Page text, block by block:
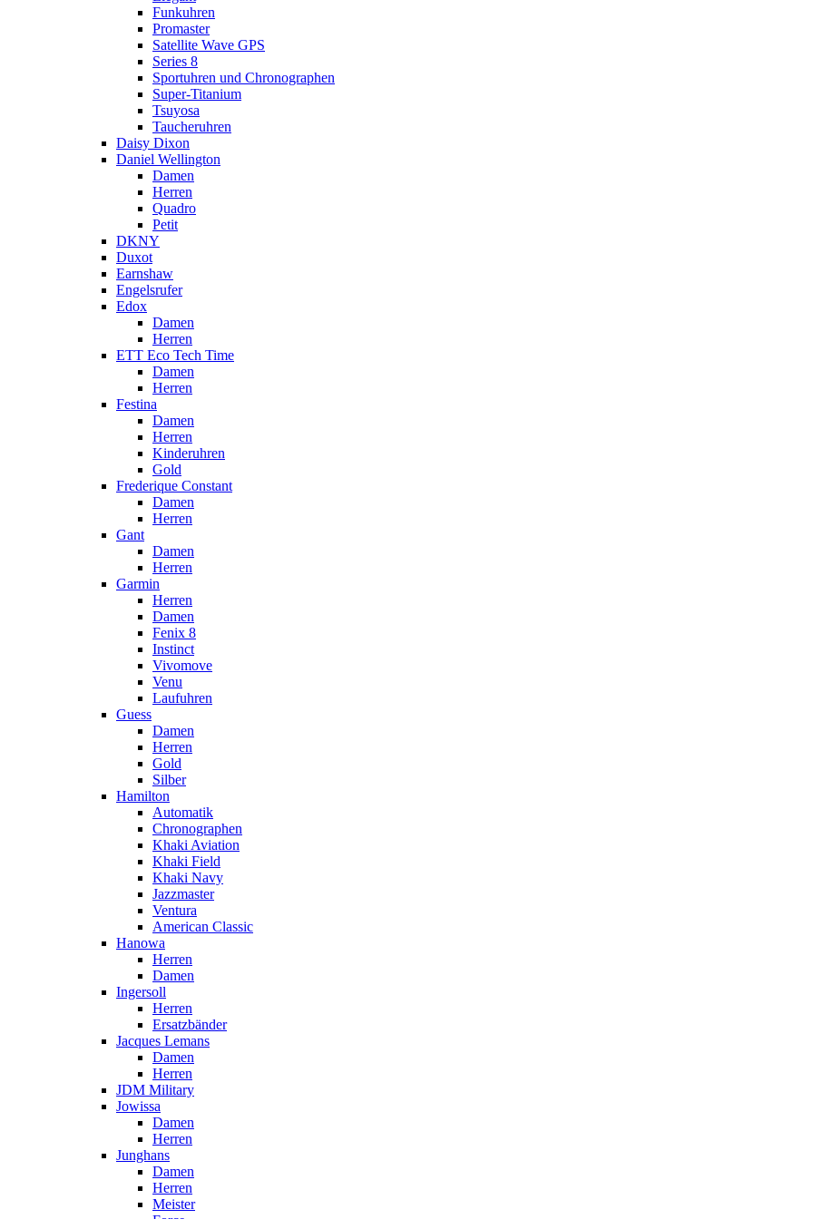
Funkuhren
Promaster
Satellite Wave GPS
Series 8
Sportuhren und Chronographen
Super-Titanium
Tsuyosa
Taucheruhren
Daisy Dixon
Daniel Wellington
Damen
Herren
Quadro
Petit
DKNY
Duxot
Earnshaw
Engelsrufer
Edox
Damen
Herren
ETT Eco Tech Time
Damen
Herren
Festina
Damen
Herren
Kinderuhren
Gold
Frederique Constant
Damen
Herren
Gant
Damen
Herren
Garmin
Herren
Damen
Fenix 8
Instinct
Vivomove
Venu
Laufuhren
Guess
Damen
Herren
Gold
Silber
Hamilton
Automatik
Chronographen
Khaki Aviation
Khaki Field
Khaki Navy
Jazzmaster
Ventura
American Classic
Hanowa
Herren
Damen
Ingersoll
Herren
Ersatzbänder
Jacques Lemans
Damen
Herren
JDM Military
Jowissa
Damen
Herren
Junghans
Damen
Herren
Meister